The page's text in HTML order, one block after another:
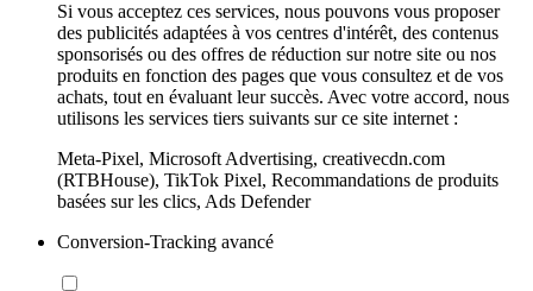
Si vous acceptez ces services, nous pouvons vous proposer
des publicités adaptées à vos centres d'intérêt, des contenus
sponsorisés ou des offres de réduction sur notre site ou nos
produits en fonction des pages que vous consultez et de vos
achats, tout en évaluant leur succès. Avec votre accord, nous
utilisons les services tiers suivants sur ce site internet :
Meta-Pixel, Microsoft Advertising, creativecdn.com
(RTBHouse), TikTok Pixel, Recommandations de produits
basées sur les clics, Ads Defender
Conversion-Tracking avancé